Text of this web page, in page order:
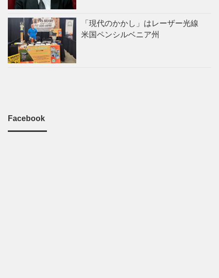
「現代のかかし」はレーザー光線
米国ペンシルベニア州
Facebook